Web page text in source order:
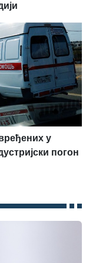
у
погон